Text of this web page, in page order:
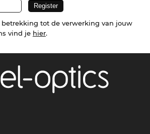
tot de verwerking van jouw
vind je hier.